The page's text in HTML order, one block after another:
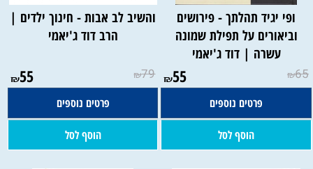
ופי יגיד תהלתך - פירושים
וביאורים על תפילת שמונה
עשרה | דוד ג'יאמי
₪65
₪55
פרטים נוספים
הוסף לסל
והשיב לב אבות - חינוך ילדים |
הרב דוד ג'יאמי
₪79
₪55
פרטים נוספים
הוסף לסל